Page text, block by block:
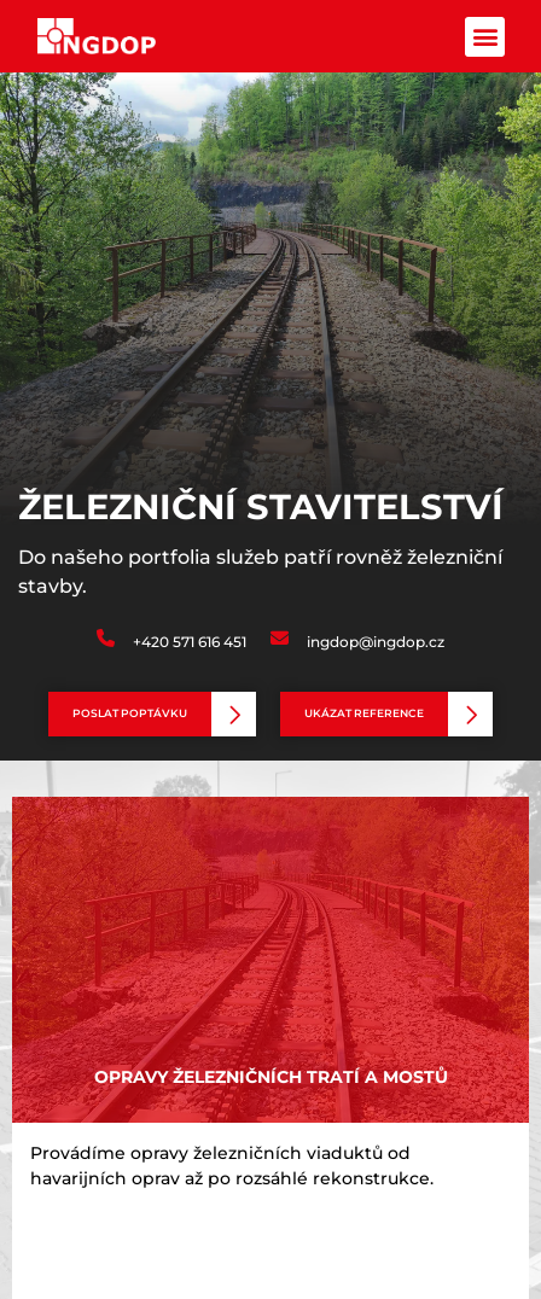
ŽELEZNIČNÍ STAVITELSTVÍ
Do našeho portfolia služeb patří rovněž železniční
stavby.
+420 571 616 451 ingdop@ingdop.cz
POSLAT POPTÁVKU UKÁZAT REFERENCE
OPRAVY ŽELEZNIČNÍCH TRATÍ A MOSTŮ
Provádíme opravy železničních viaduktů od
havarijních oprav až po rozsáhlé rekonstrukce.